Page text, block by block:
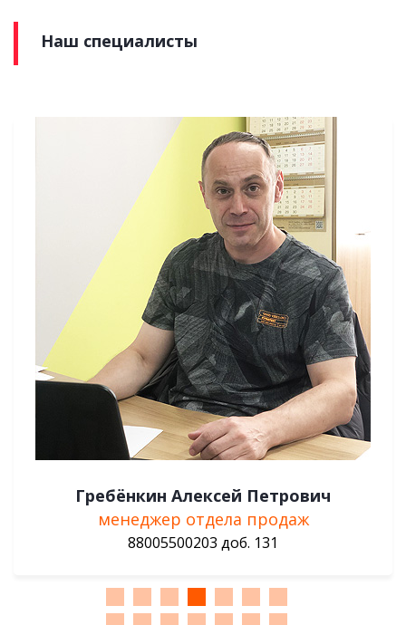
Наш специалисты
Горбачёва Екатерина Яковлевна
менеджер отдела продаж
88005500203 доб. 133